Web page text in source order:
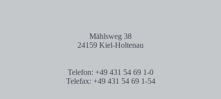
Mählsweg 38
24159 Kiel-Holtenau
Telefon: +49 431 54 69 1-0
Telefax: +49 431 54 69 1-54